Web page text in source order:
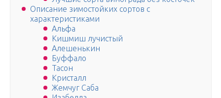
Описание зимостойких сортов с
характеристиками
Альфа
Кишмиш лучистый
Алешенькин
Буффало
Тасон
Кристалл
Жемчуг Саба